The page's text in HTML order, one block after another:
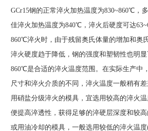
GCr15钢的正常淬火加热温度为830~860℃，
佳淬火加热温度为840℃，淬火后硬度可达
860℃淬火时，由于残留奥氏体量的增加和奥
淬火硬度趋于降低，钢的强度和塑韧性也明
860℃是合适的淬火温度范围。在实际生产中
尺寸和淬火介质的不同，淬火温度一般稍有
用硝盐分级淬火的模具，宜选用较高的淬火
便提高淬透性，获得足够的淬硬层深度和较
或用油冷却的模具，一般选用较低的淬火温